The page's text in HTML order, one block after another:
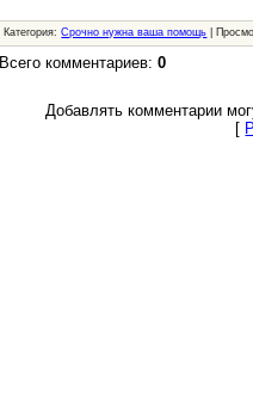
Категория:Срочно нужна ваша помощь |
Всего комментариев:0
Добавлять комментарии
[